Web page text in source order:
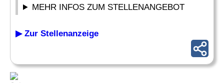
MEHR INFOS ZUM STELLENANGEBOT
▶ Zur Stellenanzeige